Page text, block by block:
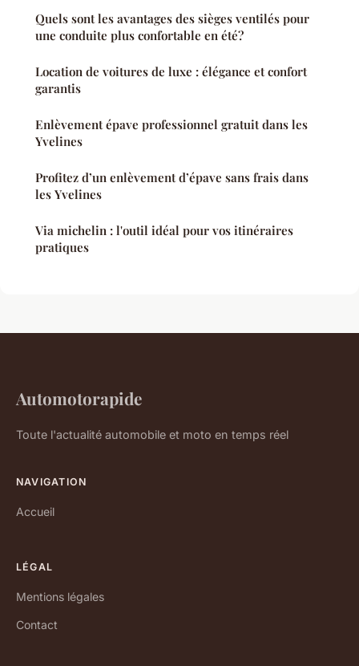
Quels sont les avantages des sièges ventilés pour
une conduite plus confortable en été?
Location de voitures de luxe : élégance et confort
garantis
Enlèvement épave professionnel gratuit dans les
Yvelines
Profitez d’un enlèvement d’épave sans frais dans
les Yvelines
Via michelin : l'outil idéal pour vos itinéraires
pratiques
Automotorapide
Toute l'actualité automobile et moto en temps réel
NAVIGATION
Accueil
LÉGAL
Mentions légales
Contact